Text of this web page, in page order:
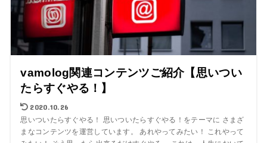
vamolog関連コンテンツご紹介【思いつい
たらすぐやる！】
2020.10.26
思いついたらすぐやる！ 思いついたらすぐやる！をテーマに さまざ
まなコンテンツを運営しています。 あれやってみたい！ これやって